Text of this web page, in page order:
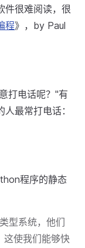
件很难阅读，很
程》，by Paul
打电话呢？"有
最常打电话：
程序的静态
型系统，他们
这使我们能够快